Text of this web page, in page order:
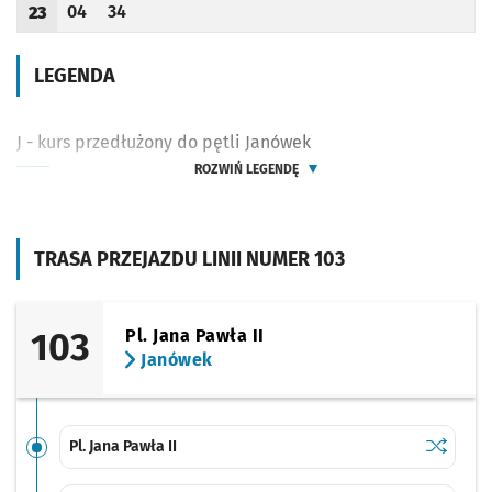
TRASA PRZEJAZDU LINII NUMER 103
103
Pl. Jana Pawła II
Janówek
Pl. Jana Pawła II Sprawdź
Pl. Jana
Godzina odjazdu
23
Odjazd
04
minut po godzinie 23
Odjazd
34
minut po godzinie 23
LEGENDA
J - kurs przedłużony do pętli Janówek
ROZWIŃ LEGENDĘ